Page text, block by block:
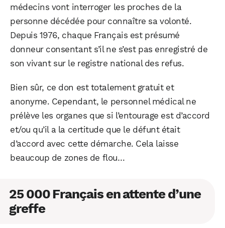
médecins vont interroger les proches de la
personne décédée pour connaître sa volonté.
Depuis 1976, chaque Français est présumé
donneur consentant s’il ne s’est pas enregistré de
son vivant sur le registre national des refus.
Bien sûr, ce don est totalement gratuit et
anonyme. Cependant, le personnel médical ne
prélève les organes que si l’entourage est d’accord
et/ou qu’il a la certitude que le défunt était
d’accord avec cette démarche. Cela laisse
beaucoup de zones de flou…
25 000 Français en attente d’une
greffe